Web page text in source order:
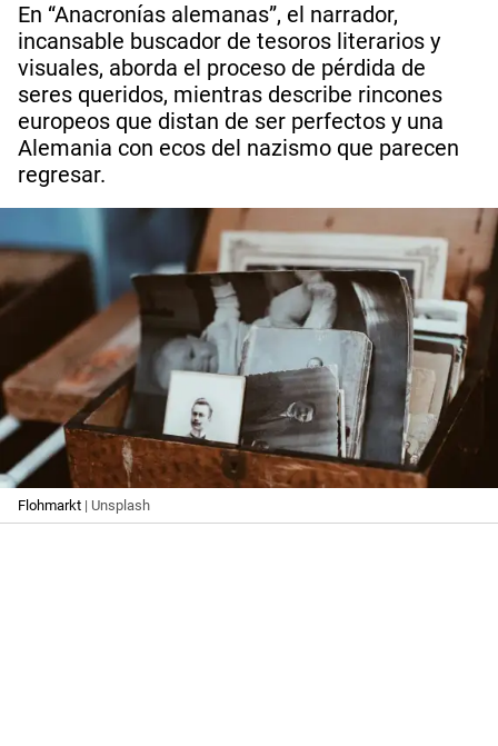
En “Anacronías alemanas”, el narrador,
incansable buscador de tesoros literarios y
visuales, aborda el proceso de pérdida de
seres queridos, mientras describe rincones
europeos que distan de ser perfectos y una
Alemania con ecos del nazismo que parecen
regresar.
Flohmarkt | Unsplash